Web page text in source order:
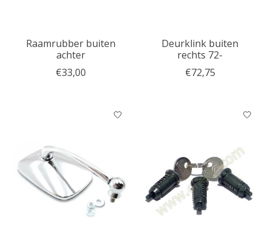
Raamrubber buiten
achter
€33,00
Deurklink buiten
rechts 72-
€72,75